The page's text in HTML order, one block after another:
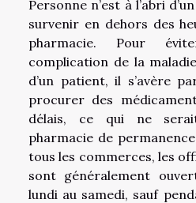
Personne n’est à l’abri
survenir en dehors des
pharmacie. Pour
complication de la
d’un patient, il s’avère
procurer des
délais, ce qui ne
pharmacie de
tous les commerces, les
sont généralement
lundi au samedi, sauf